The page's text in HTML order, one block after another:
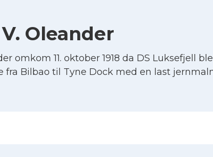
Oleander
omkom 11. oktober 1918 da DS Luksefjell
fra Bilbao til Tyne Dock med en last